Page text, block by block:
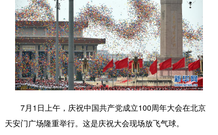
7月1日上午，庆祝中国共产党成立100周年大会在北京
天安门广场隆重举行。这是庆祝大会现场放飞气球。